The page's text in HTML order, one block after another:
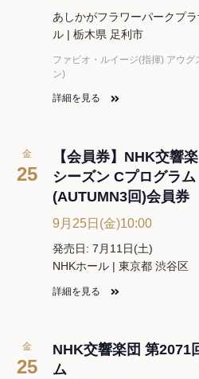
あしかがフラワーパークプ
ル | 栃木県 足利市
ファビオ・ルイージ(指揮) アウ
ン)
詳細を見る
金
25
【会員券】NHK交響
シーズン Cプログラ
(AUTUMN3回)会員券
9月25日(金)10:00
発売日: 7月11日(土)
NHKホール | 東京都 渋谷区
詳細を見る
金
25
NHK交響楽団 第2071
ム